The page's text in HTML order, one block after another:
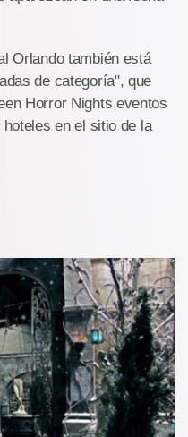
Orlando también está
de categoría", que
Horror Nights eventos
en el sitio de la